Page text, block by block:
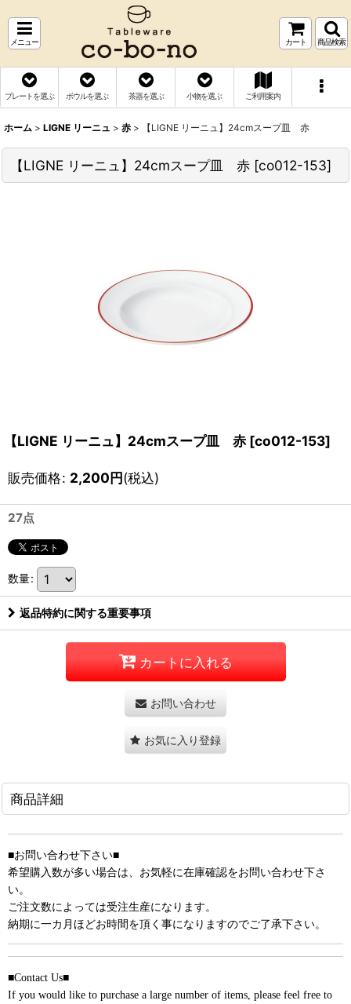
メニュー カート 商品検索
プレートを選ぶ ボウルを選ぶ 茶器を選ぶ 小物を選ぶ ご利用案内
ホーム > LIGNE リーニュ > 赤 > 【LIGNE リーニュ】24cmスープ皿 赤
【LIGNE リーニュ】24cmスープ皿 赤 [co012-153]
【LIGNE リーニュ】24cmスープ皿 赤 [co012-153]
販売価格: 2,200円(税込)
27点
数量:
返品特約に関する重要事項
カートに入れる
お問い合わせ
お気に入り登録
商品詳細
■お問い合わせ下さい■
希望購入数が多い場合は、お気軽に在庫確認をお問い合わせ下さ
い。
ご注文数によっては受注生産になります。
納期に一カ月ほどお時間を頂く事になりますのでご了承下さい。
■Contact Us■
If you would like to purchase a large number of items, please feel free to